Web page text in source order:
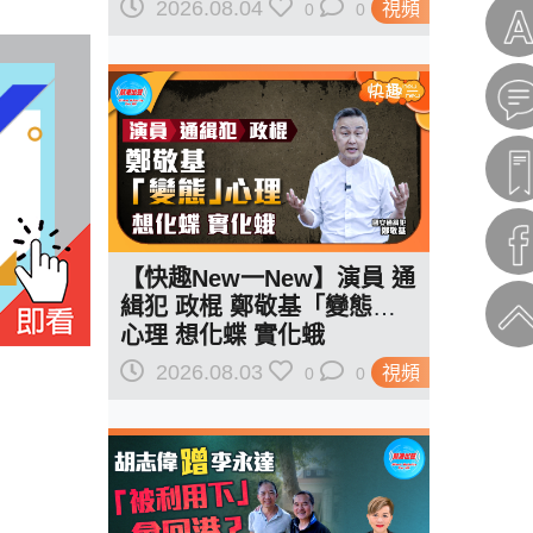
視頻
2026.08.04 0 0
視頻
【快趣New一New】演員 通
緝犯 政棍 鄭敬基「變態」
心理 想化蝶 實化蛾
2026.08.03 0 0